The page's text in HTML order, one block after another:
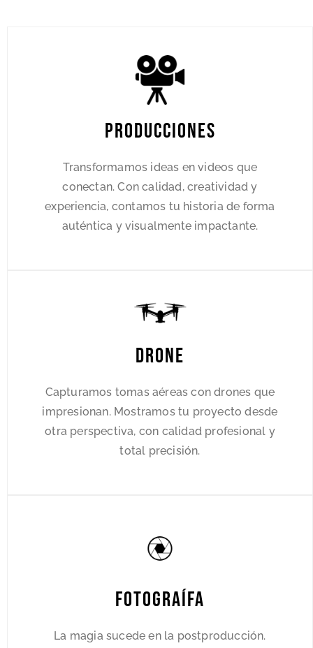
Producciones
Transformamos ideas en videos que
conectan. Con calidad, creatividad y
experiencia, contamos tu historia de forma
auténtica y visualmente impactante.
Drone
Capturamos tomas aéreas con drones que
impresionan. Mostramos tu proyecto desde
otra perspectiva, con calidad profesional y
total precisión.
Fotograífa
La magia sucede en la postproducción.